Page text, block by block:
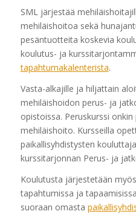
SML järjestää
mehiläishoitoa sekä
pesäntuotteita koskevia
koulutus- ja
tapahtumakalenterista.
Vasta-alkajille ja hiljattain
mehiläishoidon perus- ja
opistoissa. Peruskurssi
mehiläishoito. Kursseilla
paikallisyhdistysten
kurssitarjonnan Perus- ja
Koulutusta järjestetään
tapahtumissa ja
suoraan omasta